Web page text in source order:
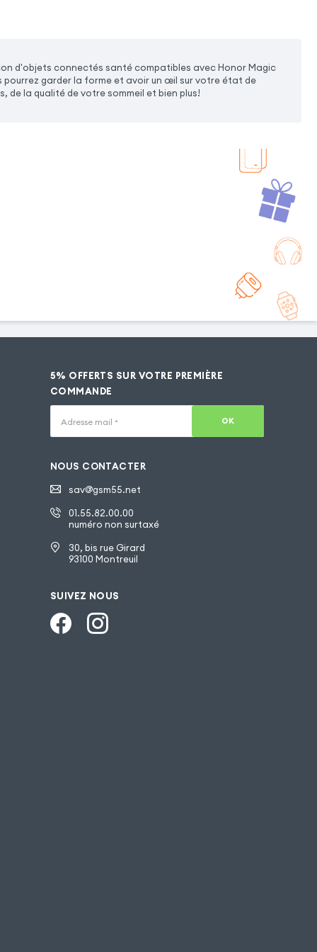
d'objets connectés santé compatibles avec Honor Magic
pourrez garder la forme et avoir un œil sur votre état de
de la qualité de votre sommeil et bien plus!
5% OFFERTS SUR VOTRE PREMIÈRE
COMMANDE
Adresse mail * OK
NOUS CONTACTER
sav@gsm55.net
01.55.82.00.00
numéro non surtaxé
30, bis rue Girard
93100 Montreuil
SUIVEZ NOUS